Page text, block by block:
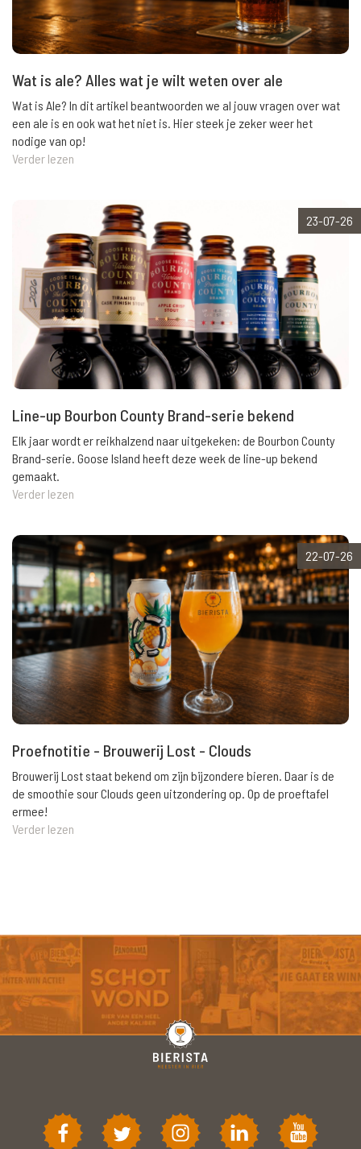
Wat is ale? Alles wat je wilt weten over ale
Wat is Ale? In dit artikel beantwoorden we al jouw vragen over wat
een ale is en ook wat het niet is. Hier steek je zeker weer het
nodige van op!
Verder lezen
23-07-26
Line-up Bourbon County Brand-serie bekend
Elk jaar wordt er reikhalzend naar uitgekeken: de Bourbon County
Brand-serie. Goose Island heeft deze week de line-up bekend
gemaakt.
Verder lezen
22-07-26
Proefnotitie - Brouwerij Lost - Clouds
Brouwerij Lost staat bekend om zijn bijzondere bieren. Daar is de
de smoothie sour Clouds geen uitzondering op. Op de proeftafel
ermee!
Verder lezen